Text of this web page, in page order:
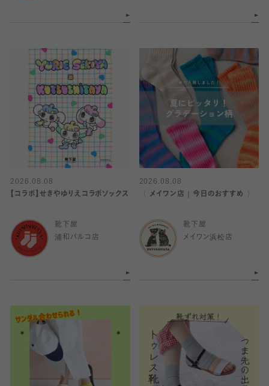
2026.08.08
【コラボ】せきやゆりえコラボソックス
靴下屋
浦和パルコ店
2026.08.08
〈 メイワン店｜今日のおすすめ 〉
靴下屋
メイワン浜松店